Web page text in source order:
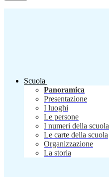
Scuola
Panoramica
Presentazione
I luoghi
Le persone
I numeri della scuola
Le carte della scuola
Organizzazione
La storia